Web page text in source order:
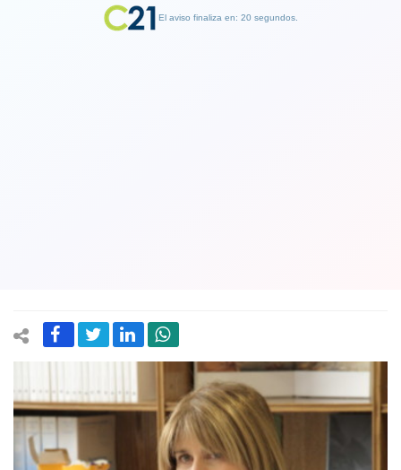
El aviso finaliza en: 19 segundos.